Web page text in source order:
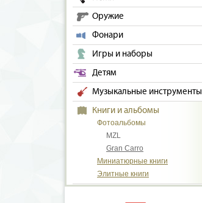
Оружие
Фонари
Игры и наборы
Детям
Музыкальные инструменты
Книги и альбомы
Фотоальбомы
MZL
Gran Carro
Миниатюрные книги
Элитные книги